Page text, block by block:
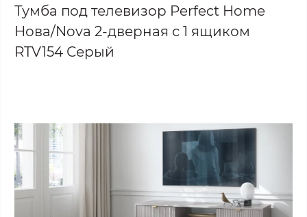
Тумба под телевизор Perfect Home
Нова/Nova 2-дверная с 1 ящиком
RTV154 Серый